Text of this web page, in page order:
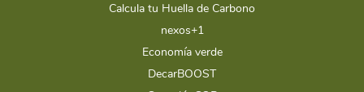
Calcula tu Huella de Carbono
nexos+1
Economía verde
DecarBOOST